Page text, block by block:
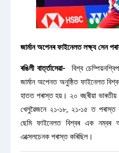
জাৰ্মান অপেনৰ ফাইনেলত লক্ষ্য সেন
ৰঙিলী বাৰ্ত্তাসেৱা- বিশ্ব
জাৰ্মান অপেনত অনুষ্ঠিত ফাইনেলত
হাতত পৰাস্ত হয়। ২০ বছৰীয়া ভাৰতীয়
খেলুৱৈজনে ২১-১৮, ২১-১৫ ত পৰাস্ত
ছেমি ফাইনেলত বিশ্বৰ এক নম্বৰ
এক্সেলচেনক পৰাস্ত কৰিছিল।